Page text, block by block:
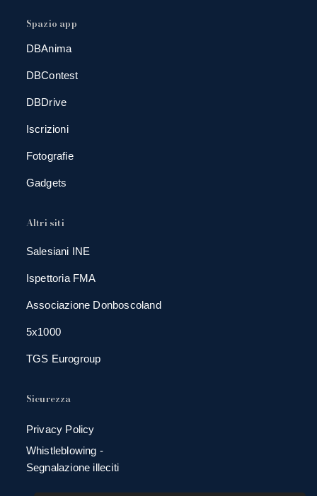
Spazio app
DBAnima
DBContest
DBDrive
Iscrizioni
Fotografie
Gadgets
Altri siti
Salesiani INE
Ispettoria FMA
Associazione Donboscoland
5x1000
TGS Eurogroup
Sicurezza
Privacy Policy
Whistleblowing -
Segnalazione illeciti